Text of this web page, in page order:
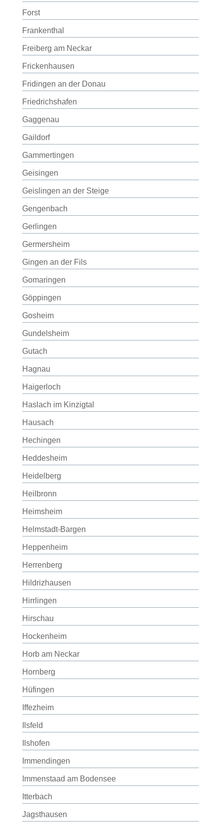
Forst
Frankenthal
Freiberg am Neckar
Frickenhausen
Fridingen an der Donau
Friedrichshafen
Gaggenau
Gaildorf
Gammertingen
Geisingen
Geislingen an der Steige
Gengenbach
Gerlingen
Germersheim
Gingen an der Fils
Gomaringen
Göppingen
Gosheim
Gundelsheim
Gutach
Hagnau
Haigerloch
Haslach im Kinzigtal
Hausach
Hechingen
Heddesheim
Heidelberg
Heilbronn
Heimsheim
Helmstadt-Bargen
Heppenheim
Herrenberg
Hildrizhausen
Hirrlingen
Hirschau
Hockenheim
Horb am Neckar
Hornberg
Hüfingen
Iffezheim
Ilsfeld
Ilshofen
Immendingen
Immenstaad am Bodensee
Itterbach
Jagsthausen